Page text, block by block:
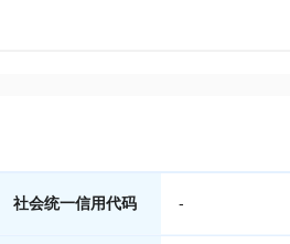
社会统一信用代码 -